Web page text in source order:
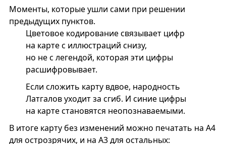
Моменты, которые ушли сами при решении
предыдущих пунктов.
Цветовое кодирование связывает цифр
на карте с иллюстраций снизу,
но не с легендой, которая эти цифры
расшифровывает.
Если сложить карту вдвое, народность
Латгалов уходит за сгиб. И синие цифры
на карте становятся неопознаваемыми.
В итоге карту без изменений можно печатать на А4
для острозрячих, и на А3 для остальных: